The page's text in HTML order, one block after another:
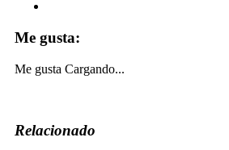
Me gusta:
Me gusta Cargando...
Relacionado